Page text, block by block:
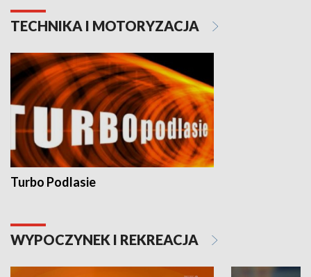
TECHNIKA I MOTORYZACJA
Turbo Podlasie
WYPOCZYNEK I REKREACJA